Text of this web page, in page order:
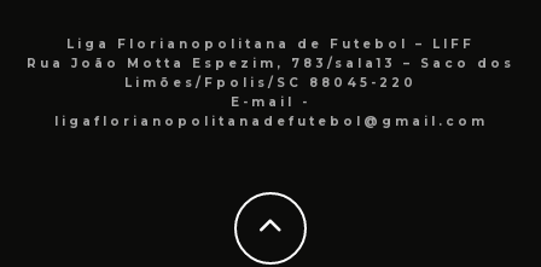
Liga Florianopolitana de Futebol – LIFF
Rua João Motta Espezim, 783/sala13 – Saco dos
Limões/Fpolis/SC 88045-220
E-mail -
ligaflorianopolitanadefutebol@gmail.com